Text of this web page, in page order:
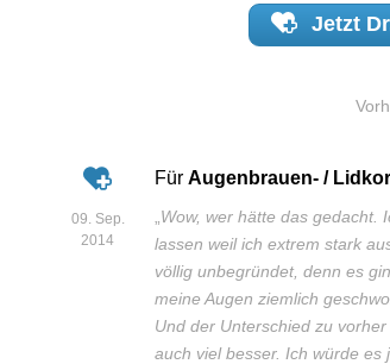
Jetzt
09. Sep.
2014
Für Augenbrauen- /
Wow, wer hätte das gedacht.
lassen weil ich extrem stark
völlig unbegründet, denn es
meine Augen ziemlich
Und der Unterschied zu
auch viel besser. Ich würde es